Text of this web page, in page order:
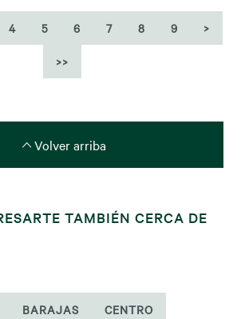
4 5 6 7 8 9 >
>>
Volver arriba
TAMBIÉN CERCA DE
BARAJAS CENTRO